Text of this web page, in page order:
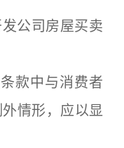
司房屋买卖
款中与消费者
情形，应以显